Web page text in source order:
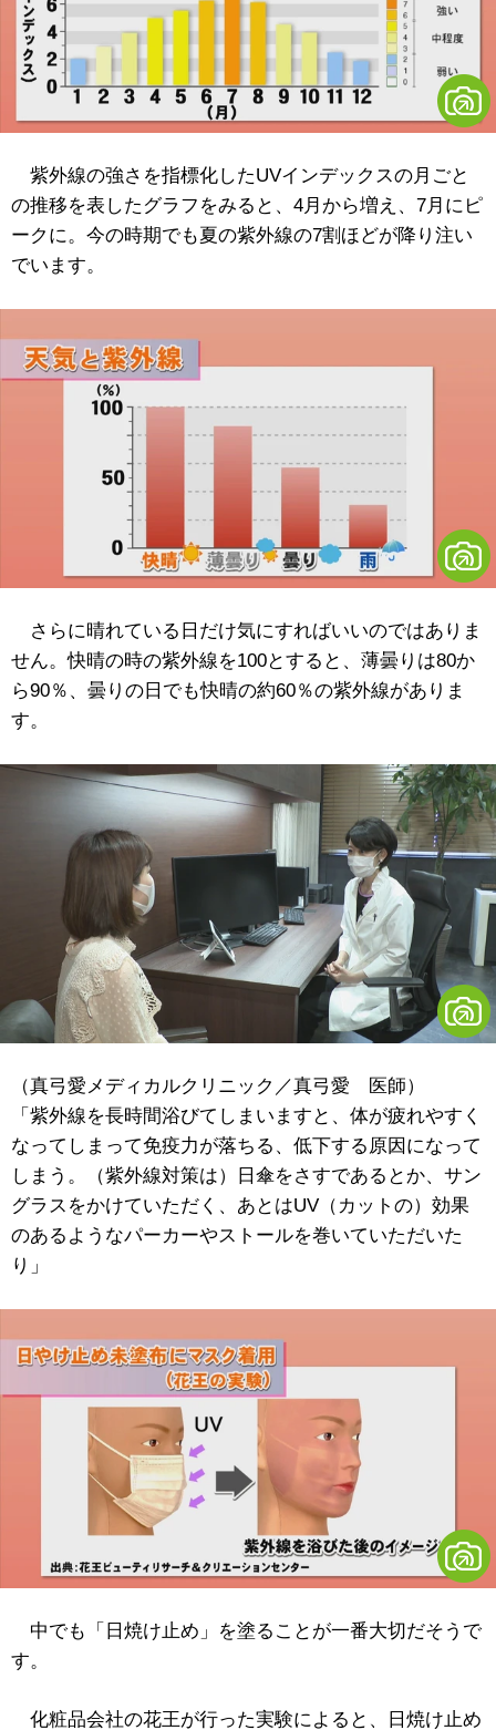
紫外線の強さを指標化したUVインデックスの月ごと
の推移を表したグラフをみると、4月から増え、7月にピ
ークに。今の時期でも夏の紫外線の7割ほどが降り注い
でいます。
さらに晴れている日だけ気にすればいいのではありま
せん。快晴の時の紫外線を100とすると、薄曇りは80か
ら90％、曇りの日でも快晴の約60％の紫外線がありま
す。
（真弓愛メディカルクリニック／真弓愛 医師）
「紫外線を長時間浴びてしまいますと、体が疲れやすく
なってしまって免疫力が落ちる、低下する原因になって
しまう。（紫外線対策は）日傘をさすであるとか、サン
グラスをかけていただく、あとはUV（カットの）効果
のあるようなパーカーやストールを巻いていただいた
り」
中でも「日焼け止め」を塗ることが一番大切だそうで
す。
化粧品会社の花王が行った実験によると、日焼け止め